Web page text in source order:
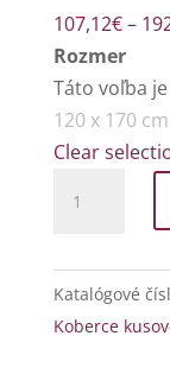
107,12€–
Rozmer
Táto voľba
120 x 170 cm
Clear
Boho
VBV
Katalógové
Koberce